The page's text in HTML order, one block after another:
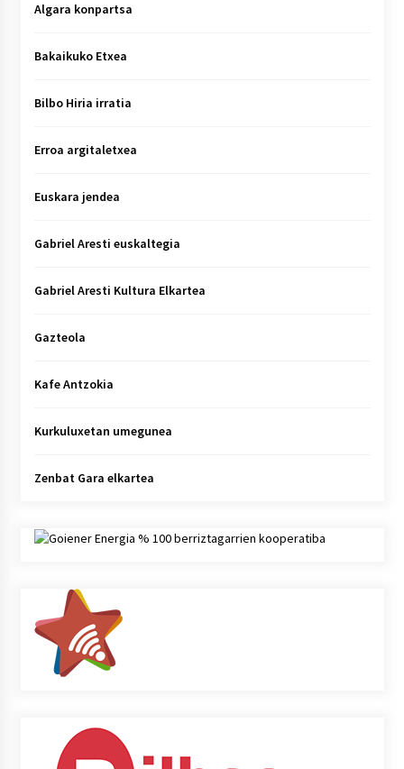
Algara konpartsa
Bakaikuko Etxea
Bilbo Hiria irratia
Erroa argitaletxea
Euskara jendea
Gabriel Aresti euskaltegia
Gabriel Aresti Kultura Elkartea
Gazteola
Kafe Antzokia
Kurkuluxetan umegunea
Zenbat Gara elkartea